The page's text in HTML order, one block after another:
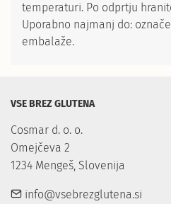
temperaturi. Po odprtju
Uporabno najmanj do:
embalaže.
VSE BREZ GLUTENA
Cosmar d. o. o.
Omejčeva 2
1234 Mengeš, Slovenija
info@vsebrezglutena.si